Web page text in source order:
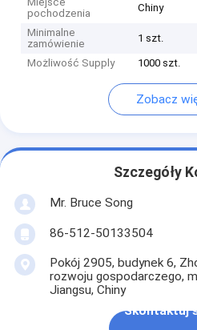
pochodzenia
Chiny
Minimalne
zamówienie
1 szt.
Możliwość Supply 1000 szt.
Zobacz
Szczegóły
Mr. Bruce Song
86-512-50133504
Pokój 2905, budynek 6,
rozwoju gospodarczego,
Jiangsu, Chiny
Skontaktuj